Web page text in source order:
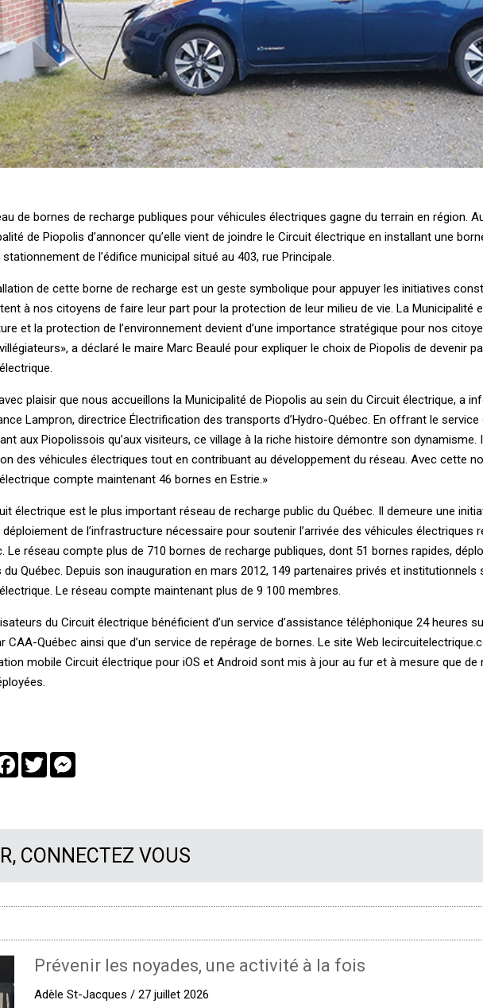
de bornes de recharge publiques pour véhicules électriques gagne du terrain en région.
de Piopolis d’annoncer qu’elle vient de joindre le Circuit électrique en installant une
de l’édifice municipal situé au 403, rue Principale.
de cette borne de recharge est un geste symbolique pour appuyer les initiatives
à nos citoyens de faire leur part pour la protection de leur milieu de vie. La Municipalité
et la protection de l’environnement devient d’une importance stratégique pour nos
a déclaré le maire Marc Beaulé pour expliquer le choix de Piopolis de devenir
avec plaisir que nous accueillons la Municipalité de Piopolis au sein du Circuit électrique, a
Lampron, directrice Électrification des transports d’Hydro-Québec. En offrant le service
aux Piopolissois qu’aux visiteurs, ce village à la riche histoire démontre son dynamisme.
des véhicules électriques tout en contribuant au développement du réseau. Avec cette
compte maintenant 46 bornes en Estrie.»
électrique est le plus important réseau de recharge public du Québec. Il demeure une
déploiement de l’infrastructure nécessaire pour soutenir l’arrivée des véhicules électriques
Le réseau compte plus de 710 bornes de recharge publiques, dont 51 bornes rapides,
du Québec. Depuis son inauguration en mars 2012, 149 partenaires privés et institutionnels
Le réseau compte maintenant plus de 9 100 membres.
du Circuit électrique bénéficient d’un service d’assistance téléphonique 24 heures
CAA-Québec ainsi que d’un service de repérage de bornes. Le site Web
mobile Circuit électrique pour iOS et Android sont mis à jour au fur et à mesure que de
Facebook
TwitterMessenger
CONNECTEZ VOUS
Prévenir les noyades, une activité à la fois
Adèle St-Jacques / 27 juillet 2026